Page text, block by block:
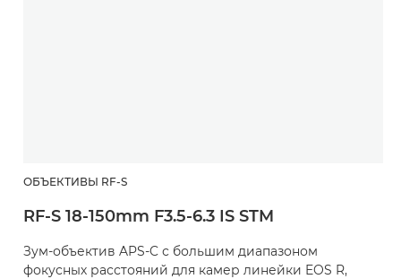
ОБЪЕКТИВЫ RF-S
RF-S 18-150mm F3.5-6.3 IS STM
Зум-объектив APS-C с большим диапазоном
фокусных расстояний для камер линейки EOS R,